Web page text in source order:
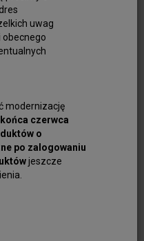
uwag
obecnego
modernizację
czerwca
o
po zalogowaniu
jeszcze
kamienia, tym wyższa
występuje w różnych
m.in. w Brazylii,
czy w Rosji.
na tle innych
do zachowywania
nawet w dużych
kamień
swojej delikatnej barwy,
dużą twardością (7,5-8 w